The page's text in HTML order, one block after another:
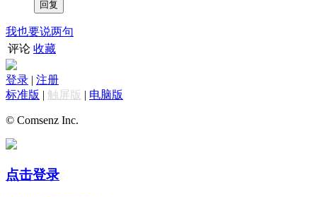
我也要说两句
评论 收藏
登录 | 注册
标准版 | 触屏版 | 电脑版
© Comsenz Inc.
点击登录